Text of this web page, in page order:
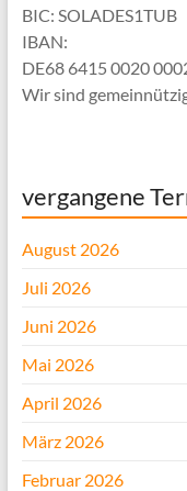
BIC: SOLADES1TUB
IBAN:
DE68 6415 0020
Wir sind
vergangene
August 2026
Juli 2026
Juni 2026
Mai 2026
April 2026
März 2026
Februar 2026